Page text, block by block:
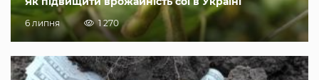
6 липня 1 270